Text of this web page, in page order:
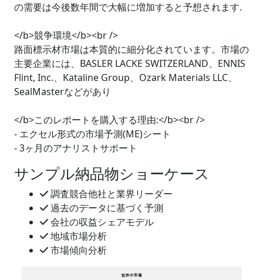
の需要は今後数年間で大幅に増加すると予想されます.
</b>競争環境</b><br />
路面標示材市場は本質的に細分化されています。市場の
主要企業には、BASLER LACKE SWITZERLAND、ENNIS
Flint, Inc.、Kataline Group、Ozark Materials LLC、
SealMasterなどがあり
</b>このレポートを購入する理由:</b><br />
- エクセル形式の市場予測(ME)シート
- 3ヶ月のアナリストサポート
サンプル納品物ショーケース
調査競合他社と業界リーダー
過去のデータに基づく予測
会社の収益シェアモデル
地域市場分析
市場傾向分析